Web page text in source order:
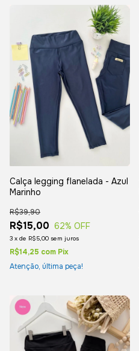
Calça legging flanelada - Azul
Marinho
R$15,00
R$39,90
62% OFF
3 x de R$5,00 sem juros
R$14,25 com Pix
Atenção, última peça!